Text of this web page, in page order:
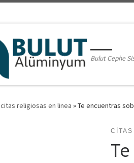
Bulut Cephe
citas religiosas en linea »Te encuentras